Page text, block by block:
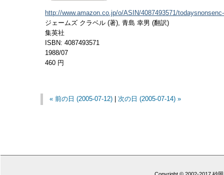
http://www.amazon.co.jp/o/ASIN/4087493571/
ジェームズ クラベル (著), 青島 幸男 (翻訳)
集英社
ISBN: 4087493571
1988/07
460 円
« 前の日 (2005-07-12) |次の日 (2005-07-14) »